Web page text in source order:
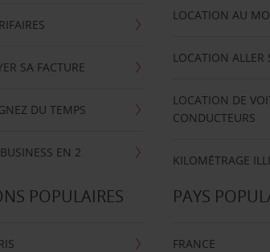
SA FACTURE
DU TEMPS
EN 2
LOCATION AU
LOCATION ALLER
LOCATION DE
CONDUCTEURS
KILOMÉTRAGE
POPULAIRES PAYS
FRANCE